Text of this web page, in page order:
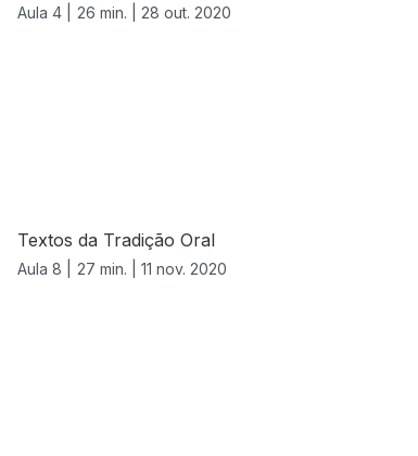
Aula 4 | 26 min. | 28 out. 2020
Textos da Tradição Oral
Aula 8 | 27 min. | 11 nov. 2020